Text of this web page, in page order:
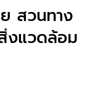
ย สวนทาง
งแวดล้อม